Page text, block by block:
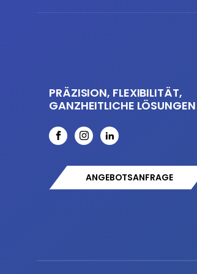
PRÄZISION, FLEXIBILITÄT,
GANZHEITLICHE LÖSUNGEN
ANGEBOTSANFRAGE